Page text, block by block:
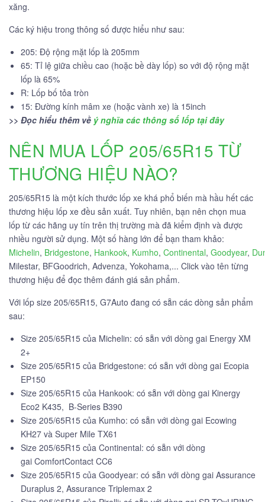
xăng.
Các ký hiệu trong thông số được hiểu như sau:
205: Độ rộng mặt lốp là 205mm
65: Tỉ lệ giữa chiều cao (hoặc bề dày lốp) so với độ rộng mặt
lốp là 65%
R: Lốp bố tỏa tròn
15: Đường kính mâm xe (hoặc vành xe) là 15inch
>> Đọc hiểu thêm về ý nghĩa các thông số lốp tại đây
NÊN MUA LỐP 205/65R15 TỪ
THƯƠNG HIỆU NÀO?
205/65R15 là một kích thước lốp xe khá phổ biến mà hầu hết các
thương hiệu lốp xe đều sản xuất. Tuy nhiên, bạn nên chọn mua
lốp từ các hãng uy tín trên thị trường mà đã kiểm định và được
nhiều người sử dụng. Một số hàng lớn để bạn tham khảo:
Michelin, Bridgestone, Hankook, Kumho, Continental, Goodyear,
Milestar, BFGoodrich, Advenza, Yokohama,... Click vào tên từng
thương hiệu để đọc thêm đánh giá sản phẩm.
Với lốp size 205/65R15, G7Auto đang có sẵn các dòng sản phẩm
sau:
Size 205/65R15 của Michelin: có sẵn với dòng gai Energy XM
2+
Size 205/65R15 của Bridgestone: có sẵn với dòng gai Ecopia
EP150
Size 205/65R15 của Hankook: có sẵn với dòng gai Kinergy
Eco2 K435, B-Series B390
Size 205/65R15 của Kumho: có sẵn với dòng gai Ecowing
KH27 và Super Mile TX61
Size 205/65R15 của Continental: có sẵn với dòng
gai ComfortContact CC6
Size 205/65R15 của Goodyear: có sẵn với dòng gai Assurance
Duraplus 2, Assurance Triplemax 2